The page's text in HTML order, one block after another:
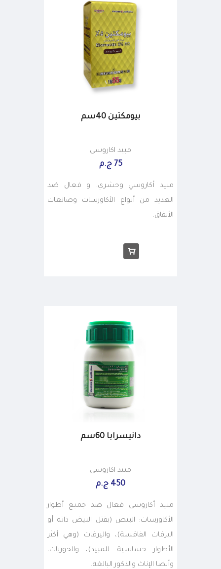
بيومكتين 40سم
مبيد اكاروسي
75 ج.م
مبيد أكاروسي وحشري. و فعال ضد
العديد من أنواع الأكاورسات وصانعات
الأنفاق.
دانيسرابا 60سم
مبيد اكاروسي
450 ج.م
مبيد أكاروسي فعال ضد جميع أطوار
الأكاورسات: البيض (بقتل البيض ذاته أو
اليرقات الفاقسة)، واليرقات (وهي أكثر
الأطوار حساسية للمبيد)، والحوريات،
وأيضا الإناث والذكور البالغة.